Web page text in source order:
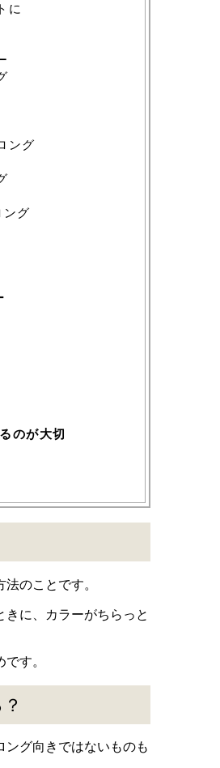
に
ング
グ
のが大切
のことです。
に、カラーがちらっと
す。
ング向きではないものも